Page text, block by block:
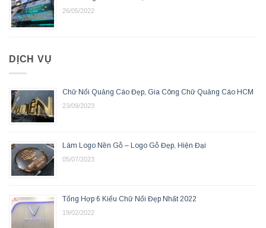
26/05/2022
DỊCH VỤ
Chữ Nổi Quảng Cáo Đẹp, Gia Công Chữ Quảng Cáo HCM
23/09/2023
Làm Logo Nền Gỗ – Logo Gỗ Đẹp, Hiện Đại
05/07/2023
Tổng Hợp 6 Kiểu Chữ Nổi Đẹp Nhất 2022
19/02/2022